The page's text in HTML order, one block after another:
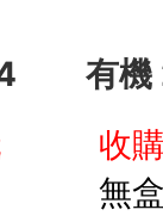
有機
收
無